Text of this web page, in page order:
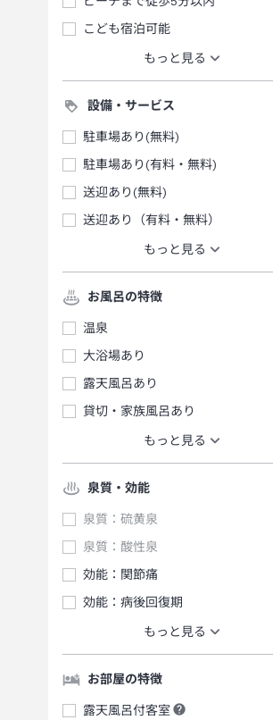
こども宿泊可能
もっと見る
設備・サービス
駐車場あり(無料)
駐車場あり(有料・無料)
送迎あり(無料)
送迎あり（有料・無料）
もっと見る
お風呂の特徴
温泉
大浴場あり
露天風呂あり
貸切・家族風呂あり
もっと見る
泉質・効能
泉質：硫黄泉
泉質：酸性泉
効能：関節痛
効能：病後回復期
もっと見る
お部屋の特徴
露天風呂付客室